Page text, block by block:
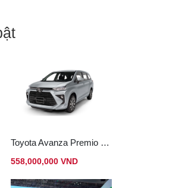
Toyota Avanza Premio MT
558,000,000 VND